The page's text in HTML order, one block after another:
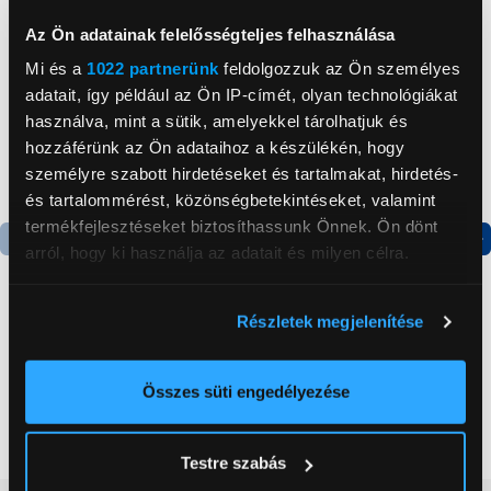
Az Ön adatainak felelősségteljes felhasználása
Mi és a 1022 partnerünk feldolgozzuk az Ön személyes
adatait, így például az Ön IP-címét, olyan technológiákat
használva, mint a sütik, amelyekkel tárolhatjuk és
hozzáférünk az Ön adataihoz a készülékén, hogy
személyre szabott hirdetéseket és tartalmakat, hirdetés-
és tartalommérést, közönségbetekintéseket, valamint
termékfejlesztéseket biztosíthassunk Önnek. Ön dönt
arról, hogy ki használja az adatait és milyen célra.
elhelyezkedéséről pár méteres pontossággal
Az Ön készülékén beazonosítása annak konkrét
módjairól és adja meg preferenciáit aRészletek
Részletek megjelenítése
Összes süti engedélyezése
Testre szabás
Egyajtós hűtőszekrény
59 999 Ft
Ergorapido Classic kézi
porszívó, kék
45 999 Ft